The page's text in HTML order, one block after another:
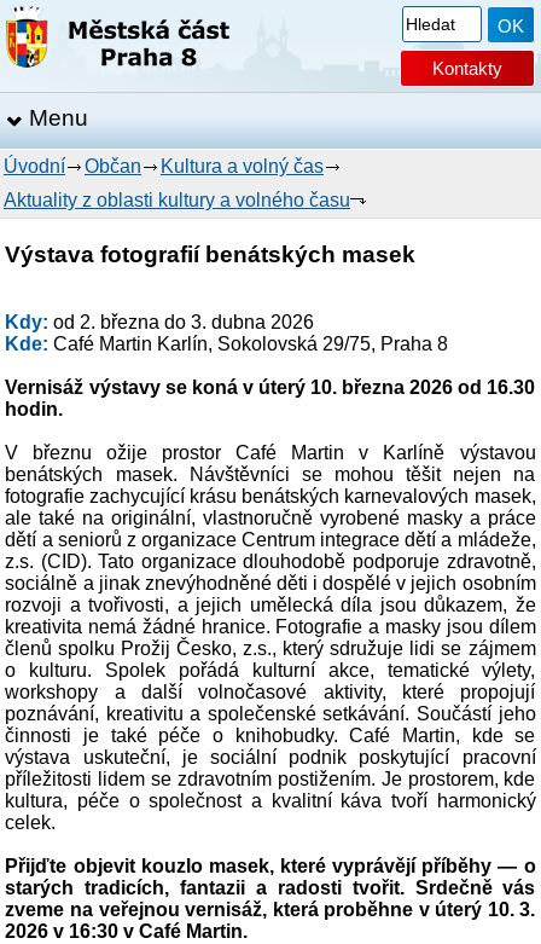
Kontakty
Menu
Úvodní Občan
Kultura a volný čas
Aktuality z oblasti kultury a volného času
Výstava fotografií benátských masek
Kdy: od 2. března do 3. dubna 2026
Kde: Café Martin Karlín, Sokolovská 29/75, Praha 8
Vernisáž výstavy se koná v úterý 10. března 2026 od 16.30
hodin.
V březnu ožije prostor Café Martin v Karlíně výstavou
benátských masek. Návštěvníci se mohou těšit nejen na
fotografie zachycující krásu benátských karnevalových masek,
ale také na originální, vlastnoručně vyrobené masky a práce
dětí a seniorů z organizace Centrum integrace dětí a mládeže,
z.s. (CID). Tato organizace dlouhodobě podporuje zdravotně,
sociálně a jinak znevýhodněné děti i dospělé v jejich osobním
rozvoji a tvořivosti, a jejich umělecká díla jsou důkazem, že
kreativita nemá žádné hranice. Fotografie a masky jsou dílem
členů spolku Prožij Česko, z.s., který sdružuje lidi se zájmem
o kulturu. Spolek pořádá kulturní akce, tematické výlety,
workshopy a další volnočasové aktivity, které propojují
poznávání, kreativitu a společenské setkávání. Součástí jeho
činnosti je také péče o knihobudky. Café Martin, kde se
výstava uskuteční, je sociální podnik poskytující pracovní
příležitosti lidem se zdravotním postižením. Je prostorem, kde
kultura, péče o společnost a kvalitní káva tvoří harmonický
celek.
Přijďte objevit kouzlo masek, které vyprávějí příběhy — o
starých tradicích, fantazii a radosti tvořit. Srdečně vás
zveme na veřejnou vernisáž, která proběhne v úterý 10. 3.
2026 v 16:30 v Café Martin.